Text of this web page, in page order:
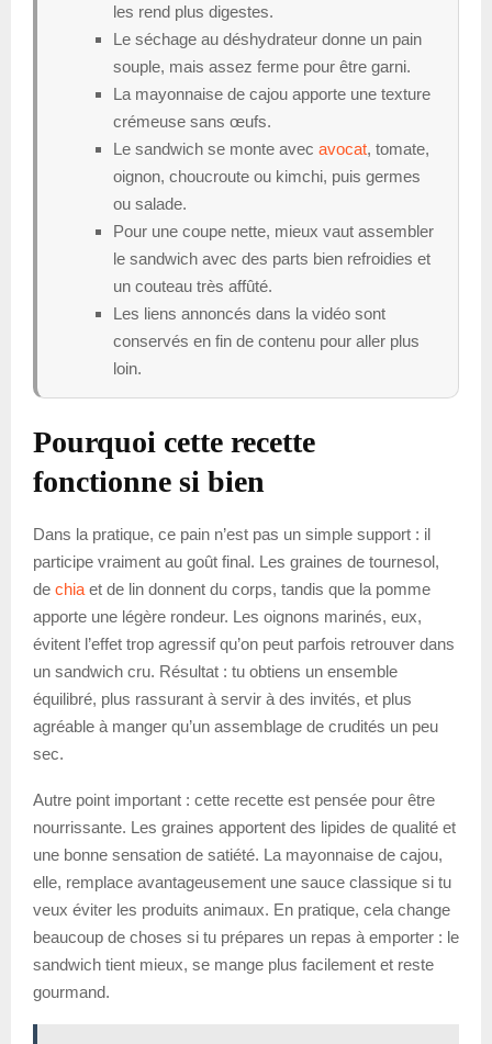
les rend plus digestes.
Le séchage au déshydrateur donne un pain
souple, mais assez ferme pour être garni.
La mayonnaise de cajou apporte une texture
crémeuse sans œufs.
Le sandwich se monte avec avocat, tomate,
oignon, choucroute ou kimchi, puis germes
ou salade.
Pour une coupe nette, mieux vaut assembler
le sandwich avec des parts bien refroidies et
un couteau très affûté.
Les liens annoncés dans la vidéo sont
conservés en fin de contenu pour aller plus
loin.
Pourquoi cette recette
fonctionne si bien
Dans la pratique, ce pain n’est pas un simple support : il
participe vraiment au goût final. Les graines de tournesol,
de chia et de lin donnent du corps, tandis que la pomme
apporte une légère rondeur. Les oignons marinés, eux,
évitent l’effet trop agressif qu’on peut parfois retrouver dans
un sandwich cru. Résultat : tu obtiens un ensemble
équilibré, plus rassurant à servir à des invités, et plus
agréable à manger qu’un assemblage de crudités un peu
sec.
Autre point important : cette recette est pensée pour être
nourrissante. Les graines apportent des lipides de qualité et
une bonne sensation de satiété. La mayonnaise de cajou,
elle, remplace avantageusement une sauce classique si tu
veux éviter les produits animaux. En pratique, cela change
beaucoup de choses si tu prépares un repas à emporter : le
sandwich tient mieux, se mange plus facilement et reste
gourmand.